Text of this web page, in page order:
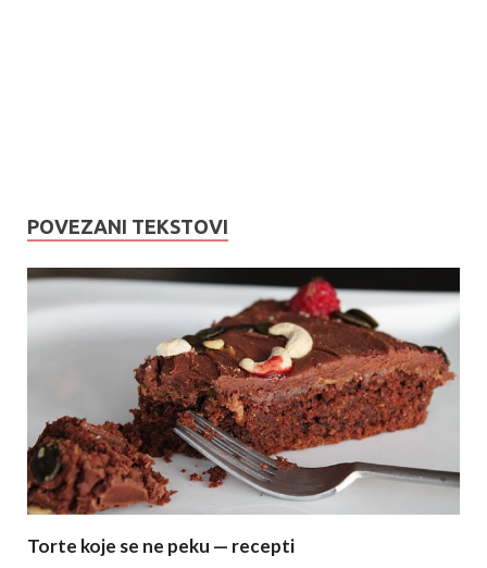
POVEZANI TEKSTOVI
Torte koje se ne peku — recepti